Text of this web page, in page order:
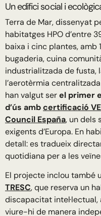
Un edifici social i
Terra de Mar, dissenyat
habitatges HPO d’entre
baixa i cinc plantes, amb
bugaderia, cuina
industrialitzada de fusta,
l’aerotèrmia
han valgut serel primer
d’ús ambcertificació
Council España, un dels
exigents d’Europa. En
detall: es tradueix
quotidiana per a les
El projecte inclou també
TRESC, que reserva un
discapacitat
viure-hi de manera